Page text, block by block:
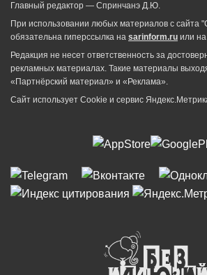
Главный редактор — Спринчанэ Д.Ю.
При использовании любых материалов с сайта
обязательна гиперссылка на sarinform.ru или
Редакция не несет ответственность за
рекламных материалах. Такие материалы
«Партнёрский материал» и «Реклама».
Сайт использует Cookie и сервиc